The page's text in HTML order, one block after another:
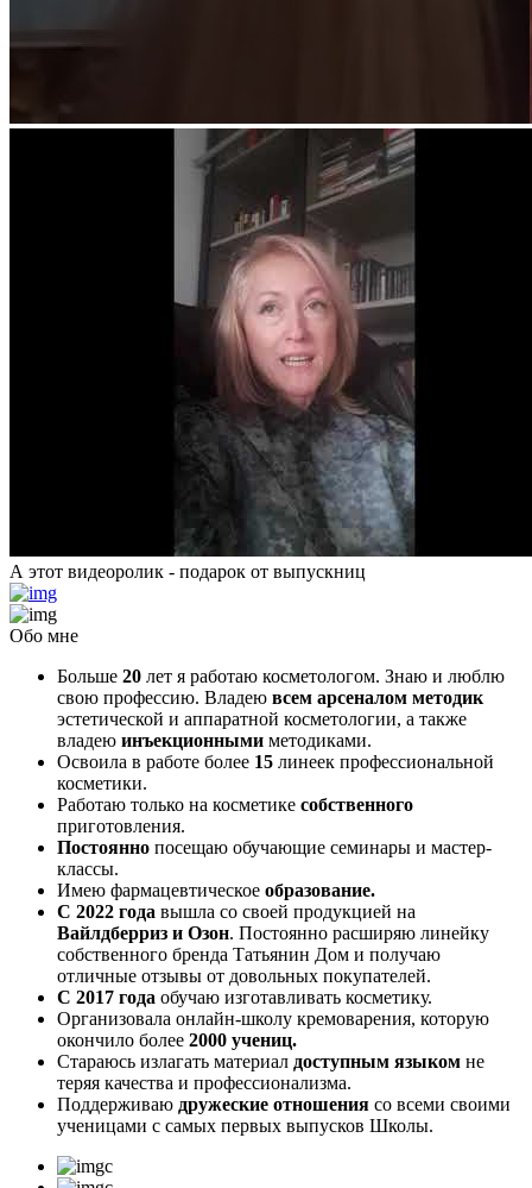
А этот видеоролик - подарок от выпускниц
Обо мне
Больше 20 лет я работаю косметологом. Знаю и люблю
свою профессию. Владею всем арсеналом методик
эстетической и аппаратной косметологии, а также
владею инъекционными методиками.
Освоила в работе более 15 линеек профессиональной
косметики.
Работаю только на косметике собственного
приготовления.
Постоянно посещаю обучающие семинары и мастер-
классы.
Имею фармацевтическое образование.
С 2022 года вышла со своей продукцией на
Вайлдберриз и Озон. Постоянно расширяю линейку
собственного бренда Татьянин Дом и получаю
отличные отзывы от довольных покупателей.
С 2017 года обучаю изготавливать косметику.
Организовала онлайн-школу кремоварения, которую
окончило более 2000 учениц.
Стараюсь излагать материал доступным языком не
теряя качества и профессионализма.
Поддерживаю дружеские отношения со всеми своими
ученицами с самых первых выпусков Школы.